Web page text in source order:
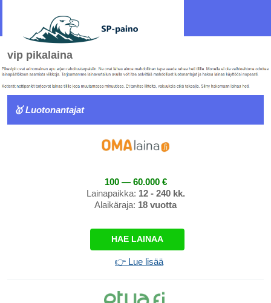
vip pikalaina
🥇 Luotonantajat
100 — 60.000 €
Lainapaikka: 12 - 240 kk.
Alaikäraja: 18 vuotta
HAE LAINAA
👉 Lue lisää